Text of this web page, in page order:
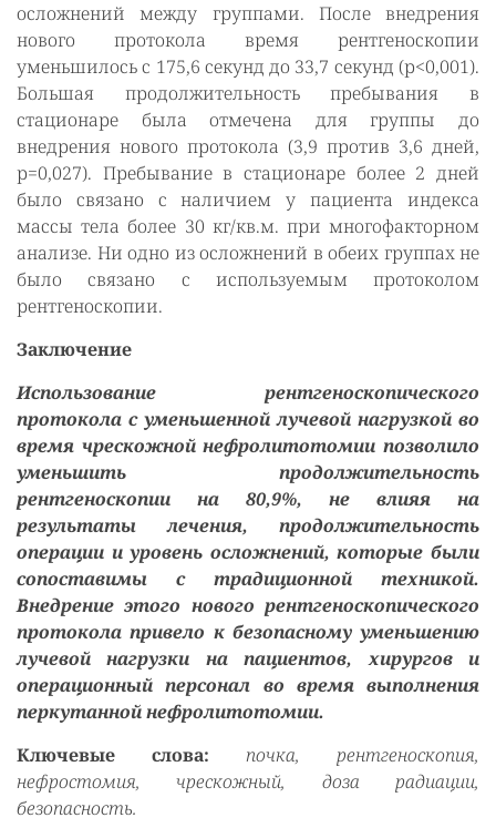
осложнений между группами. После внедрения
нового протокола время рентгеноскопии
уменьшилось с 175,6 секунд до 33,7 секунд (р<0,001).
Большая продолжительность пребывания в
стационаре была отмечена для группы до
внедрения нового протокола (3,9 против 3,6 дней,
р=0,027). Пребывание в стационаре более 2 дней
было связано с наличием у пациента индекса
массы тела более 30 кг/кв.м. при многофакторном
анализе. Ни одно из осложнений в обеих группах не
было связано с используемым протоколом
рентгеноскопии.
Заключение
Использование рентгеноскопического
протокола с уменьшенной лучевой нагрузкой во
время чрескожной нефролитотомии позволило
уменьшить продолжительность
рентгеноскопии на 80,9%, не влияя на
результаты лечения, продолжительность
операции и уровень осложнений, которые были
сопоставимы с традиционной техникой.
Внедрение этого нового рентгеноскопического
протокола привело к безопасному уменьшению
лучевой нагрузки на пациентов, хирургов и
операционный персонал во время выполнения
перкутанной нефролитотомии.
Ключевые слова: почка, рентгеноскопия,
нефростомия, чрескожный, доза радиации,
безопасность.